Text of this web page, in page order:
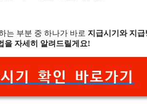
는 부분 중 하나가 바로 지급시기와 지
을 자세히 알려드릴게요!
기 확인 바로가기